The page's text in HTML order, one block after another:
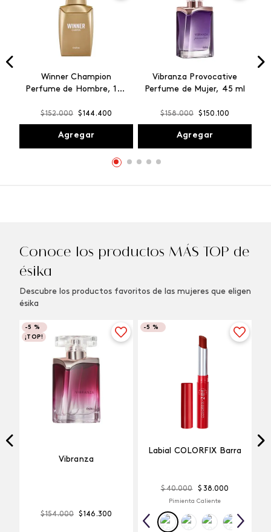
Winner Champion
Perfume de Hombre, 100
$152.000 $144 .400
Agregar
Vibranza Provocative
Perfume de Mujer, 45 ml
$158.000 $150 .100
Agregar
Conoce los productos MÁS TOP de
ésika
Descubre los productos favoritos de las mujeres que eligen
ésika
-5 %
¡TOP!
Vibranza
$154.000 $146 .300
-5 %
Labial COLORFIX Barra
$ 40.000 $ 38.000
Pimienta Caliente